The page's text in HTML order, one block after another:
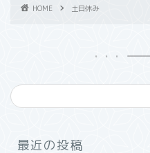
HOME 土日休み
最近の投稿